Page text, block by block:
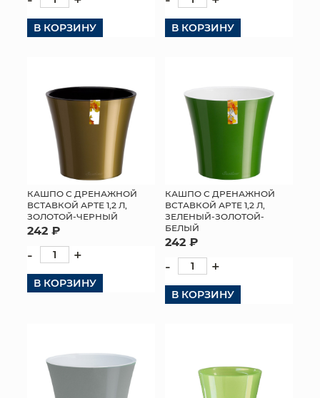
В КОРЗИНУ В КОРЗИНУ
КАШПО С ДРЕНАЖНОЙ
ВСТАВКОЙ АРТЕ 1,2 Л,
ЗОЛОТОЙ-ЧЕРНЫЙ
242 ₽
- +
В КОРЗИНУ
КАШПО С ДРЕНАЖНОЙ
ВСТАВКОЙ АРТЕ 1,2 Л,
ЗЕЛЕНЫЙ-ЗОЛОТОЙ-
БЕЛЫЙ
242 ₽
- +
В КОРЗИНУ